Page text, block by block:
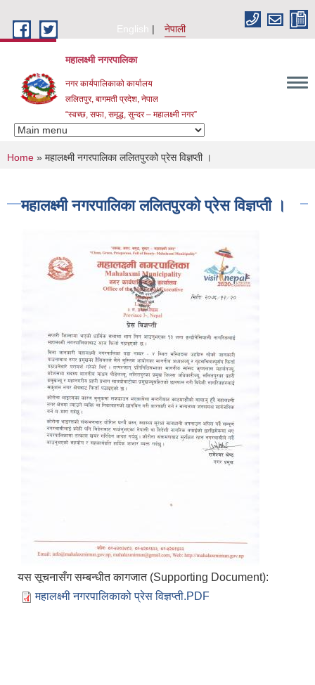
English
नेपाली
महालक्ष्मी नगरपालिका
नगर कार्यपालिकाको कार्यालय
ललितपुर, बागमती प्रदेश, नेपाल
“स्वच्छ, सफा, समृद्ध, सुन्दर – महालक्ष्मी नगर”
You are here
Home » महालक्ष्मी नगरपालिका ललितपुरको प्रेस विज्ञप्ती ।
महालक्ष्मी नगरपालिका ललितपुरको प्रेस विज्ञप्ती ।
यस सूचनासँग सम्बन्धीत कागजात (Supporting Document):
महालक्ष्मी नगरपालिकाको प्रेस विज्ञप्ती.PDF